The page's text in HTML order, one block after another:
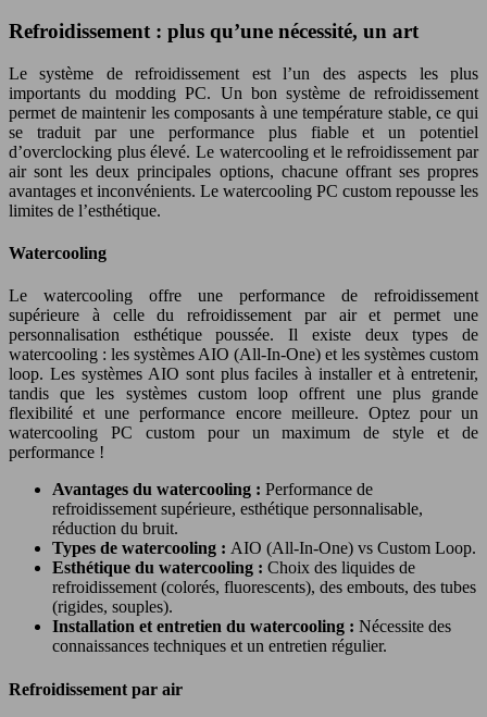
Refroidissement : plus qu’une nécessité, un art
Le système de refroidissement est l’un des aspects les plus
importants du modding PC. Un bon système de refroidissement
permet de maintenir les composants à une température stable, ce qui
se traduit par une performance plus fiable et un potentiel
d’overclocking plus élevé. Le watercooling et le refroidissement par
air sont les deux principales options, chacune offrant ses propres
avantages et inconvénients. Le watercooling PC custom repousse les
limites de l’esthétique.
Watercooling
Le watercooling offre une performance de refroidissement
supérieure à celle du refroidissement par air et permet une
personnalisation esthétique poussée. Il existe deux types de
watercooling : les systèmes AIO (All-In-One) et les systèmes custom
loop. Les systèmes AIO sont plus faciles à installer et à entretenir,
tandis que les systèmes custom loop offrent une plus grande
flexibilité et une performance encore meilleure. Optez pour un
watercooling PC custom pour un maximum de style et de
performance !
Avantages du watercooling : Performance de
refroidissement supérieure, esthétique personnalisable,
réduction du bruit.
Types de watercooling : AIO (All-In-One) vs Custom Loop.
Esthétique du watercooling : Choix des liquides de
refroidissement (colorés, fluorescents), des embouts, des tubes
(rigides, souples).
Installation et entretien du watercooling : Nécessite des
connaissances techniques et un entretien régulier.
Refroidissement par air